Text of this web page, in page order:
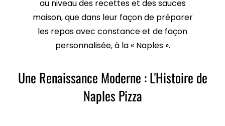
au niveau des recettes et des sauces
maison, que dans leur façon de préparer
les repas avec constance et de façon
personnalisée, à la « Naples ».
Une Renaissance Moderne : L'Histoire de
Naples Pizza